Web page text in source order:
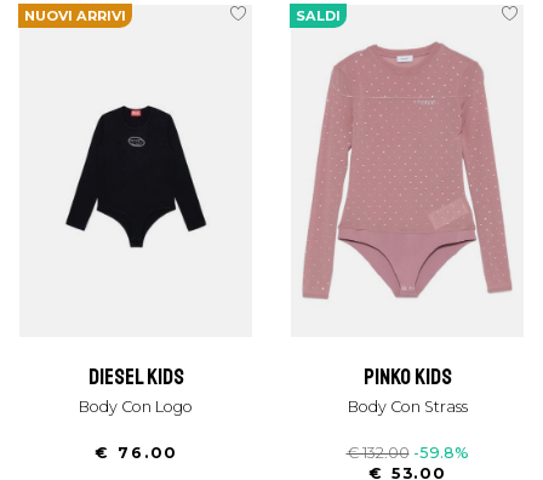
NUOVI ARRIVI
diesel kids
Body Con Logo
€ 76.00
SALDI
pinko kids
Body Con Strass
€ 132.00 -59.8%
€ 53.00